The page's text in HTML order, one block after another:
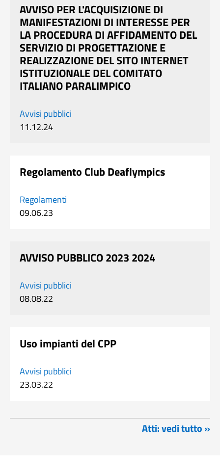
AVVISO PER L'ACQUISIZIONE DI
MANIFESTAZIONI DI INTERESSE PER
LA PROCEDURA DI AFFIDAMENTO DEL
SERVIZIO DI PROGETTAZIONE E
REALIZZAZIONE DEL SITO INTERNET
ISTITUZIONALE DEL COMITATO
ITALIANO PARALIMPICO
Avvisi pubblici
11.12.24
Regolamento Club Deaflympics
Regolamenti
09.06.23
AVVISO PUBBLICO 2023 2024
Avvisi pubblici
08.08.22
Uso impianti del CPP
Avvisi pubblici
23.03.22
Atti: vedi tutto »